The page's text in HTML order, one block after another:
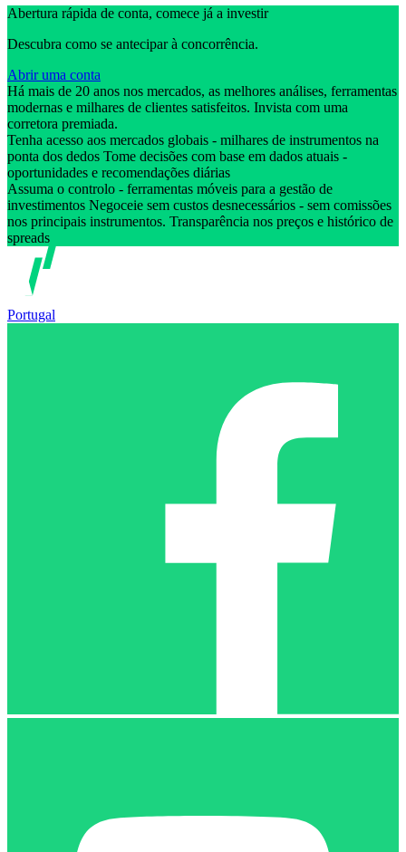
Abertura rápida de conta, comece já a investir
Descubra como se antecipar à concorrência.
Abrir uma conta
Há mais de 20 anos nos mercados, as melhores análises, ferramentas
modernas e milhares de clientes satisfeitos. Invista com uma
corretora premiada.
Tenha acesso aos mercados globais - milhares de instrumentos na
ponta dos dedos Tome decisões com base em dados atuais -
oportunidades e recomendações diárias
Assuma o controlo - ferramentas móveis para a gestão de
investimentos Negoceie sem custos desnecessários - sem comissões
nos principais instrumentos. Transparência nos preços e histórico de
spreads
Portugal